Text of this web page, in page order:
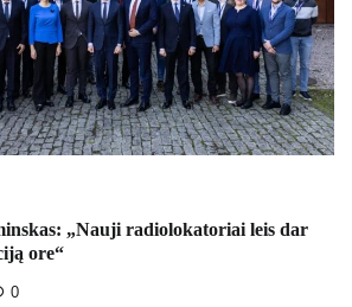
„Nauji radiolokatoriai leis dar
ore“
0